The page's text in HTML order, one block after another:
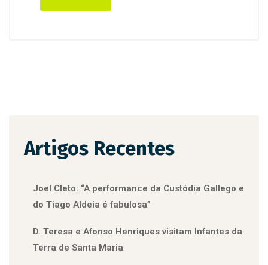
Artigos Recentes
Joel Cleto: “A performance da Custódia Gallego e
do Tiago Aldeia é fabulosa”
D. Teresa e Afonso Henriques visitam Infantes da
Terra de Santa Maria